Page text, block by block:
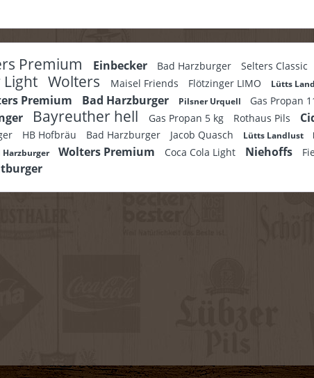
Premium Einbecker Bad Harzburger Selters Classic
Light Wolters Maisel Friends Flötzinger LIMO Lütts
Premium Bad Harzburger Pilsner Urquell Gas Propan
Bayreuther hell Gas Propan 5 kg Rothaus Pils
HB Hofbräu Bad Harzburger Jacob Quasch Lütts Landlust
Harzburger Wolters Premium Coca Cola Light Niehoffs